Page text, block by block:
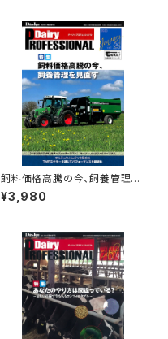
飼料価格高騰の今、飼養管理を
見直す Dairy PR
OFESSIONAL Vol.25
¥3,980